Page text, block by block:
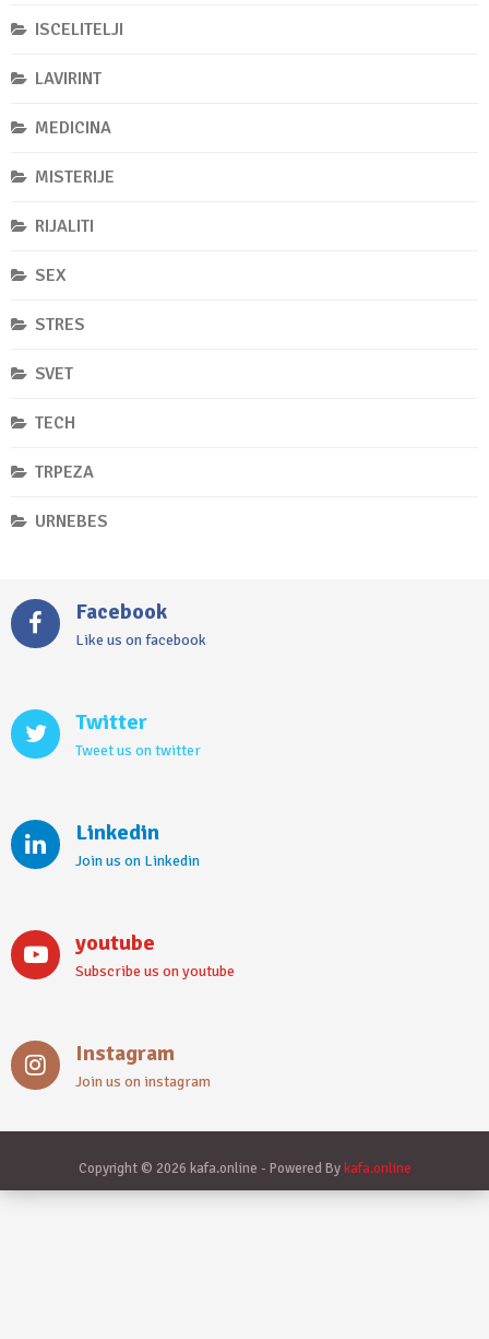
ISCELITELJI
LAVIRINT
MEDICINA
MISTERIJE
RIJALITI
SEX
STRES
SVET
TECH
TRPEZA
URNEBES
Facebook
Like us on facebook
Twitter
Tweet us on twitter
Linkedin
Join us on Linkedin
youtube
Subscribe us on youtube
Instagram
Join us on instagram
Copyright © 2026 kafa.online - Powered Bykafa.online